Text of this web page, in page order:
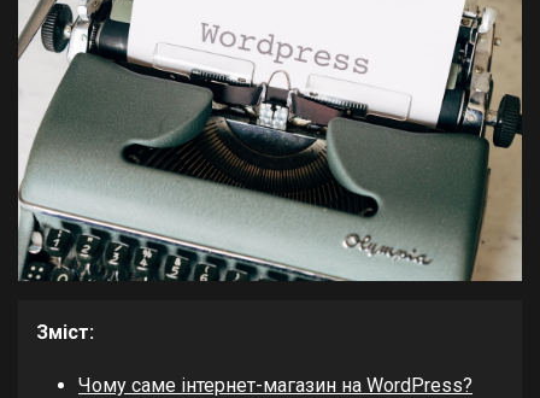
Зміст:
Чому саме інтернет-магазин на WordPress?